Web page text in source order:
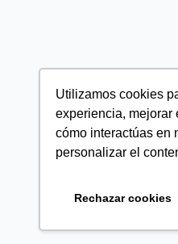
Utilizamos cookies
experiencia, mejorar
cómo interactúas en
personalizar el
Rechazar cookies